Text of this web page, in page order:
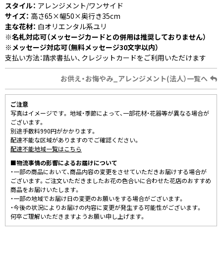
スタイル： アレンジメント/ワンサイド
サイズ： 高さ65×幅50×奥行き35cm
主な花材： 白オリエンタル系ユリ
※名札対応可（メッセージカードとの併用は推奨しておりません）
※メッセージ対応可（無料メッセージ30文字以内）
支払い方法：請求書払い、クレジットカードをご利用いただけます
お供え・お悔やみ_アレンジメント(法人）一覧へ
ご注意
写真はイメージです。 地域・季節によって、一部花材・花器等が異なる場合が
ございます。
別途手数料990円がかかります。
配達不能な区域がありますのでご確認ください。
配達不能地域一覧はこちら
■物流事情の影響によるお届けについて
・一部の商品において、商品内容の変更をさせていただきお届けする場合が
ございます。ご注文いただきましたお花の色合いに合わせた花店のおすすめ
商品をお届けいたします。
・一部の地域でお届け日の変更のお願いをする場合がございます。
・今後の状況によりお届けの内容に変更が発生する可能性がございます。
何卒ご理解いただきますようお願い申し上げます。